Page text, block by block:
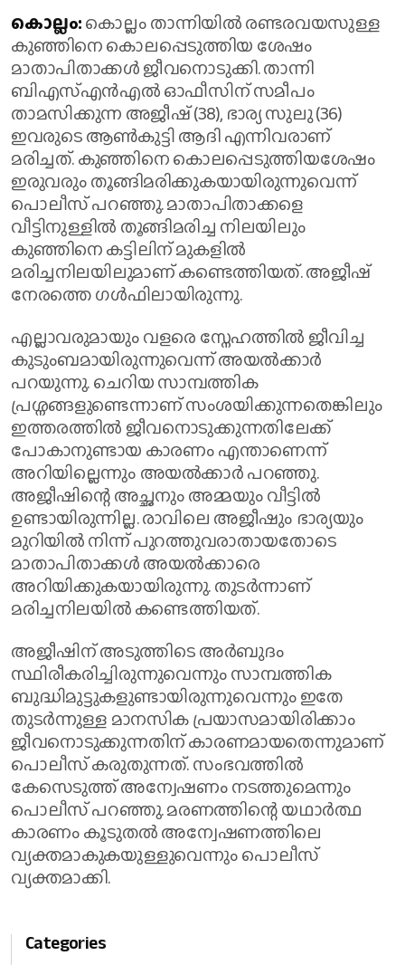
കൊല്ലം:കൊല്ലം താന്നിയിൽ രണ്ടരവയസുള്ള
കുഞ്ഞിനെ കൊലപ്പെടുത്തിയ ശേഷം
മാതാപിതാക്കൾ ജീവനൊടുക്കി. താന്നി
ബിഎസ്എൻഎൽ ഓഫീസിന് സമീപം
താമസിക്കുന്ന അജീഷ് (38), ഭാര്യ സുലു (36)
ഇവരുടെ ആൺകുട്ടി ആദി എന്നിവരാണ്
മരിച്ചത്. കുഞ്ഞിനെ കൊലപ്പെടുത്തിയശേഷം
ഇരുവരും തൂങ്ങിമരിക്കുകയായിരുന്നുവെന്ന്
പൊലീസ് പറഞ്ഞു. മാതാപിതാക്കളെ
വീട്ടിനുള്ളിൽ തൂങ്ങിമരിച്ച നിലയിലും
കുഞ്ഞിനെ കട്ടിലിന് മുകളിൽ
മരിച്ചനിലയിലുമാണ് കണ്ടെത്തിയത്. അജീഷ്
നേരത്തെ ഗൾഫിലായിരുന്നു.
എല്ലാവരുമായും വളരെ സ്നേഹത്തിൽ ജീവിച്ച
കുടുംബമായിരുന്നുവെന്ന് അയൽക്കാ‌ർ
പറയുന്നു. ചെറിയ സാമ്പത്തിക
പ്രശ്നങ്ങളുണ്ടെന്നാണ് സംശയിക്കുന്നതെങ്കിലും
ഇത്തരത്തിൽ ജീവനൊടുക്കുന്നതിലേക്ക്
പോകാനുണ്ടായ കാരണം എന്താണെന്ന്
അറിയില്ലെന്നും അയൽക്കാർ പറഞ്ഞു.
അജീഷിന്റെ അച്ഛനും അമ്മയും വീട്ടിൽ
ഉണ്ടായിരുന്നില്ല. രാവിലെ അജീഷും ഭാര്യയും
മുറിയിൽ നിന്ന് പുറത്തുവരാതായതോടെ
മാതാപിതാക്കൾ അയൽക്കാരെ
അറിയിക്കുകയായിരുന്നു. തുടർന്നാണ്
മരിച്ചനിലയിൽ കണ്ടെത്തിയത്.
അജീഷിന് അടുത്തിടെ അർബുദം
സ്ഥിരീകരിച്ചിരുന്നുവെന്നും സാമ്പത്തിക
ബുദ്ധിമുട്ടുകളുണ്ടായിരുന്നുവെന്നും ഇതേ
തുടർന്നുള്ള മാനസിക പ്രയാസമായിരിക്കാം
ജീവനൊടുക്കുന്നതിന് കാരണമായതെന്നുമാണ്
പൊലീസ് കരുതുന്നത്. സംഭവത്തിൽ
കേസെടുത്ത് അന്വേഷണം നടത്തുമെന്നും
പൊലീസ് പറഞ്ഞു. മരണത്തിന്റെ യഥാർത്ഥ
കാരണം കൂടുതൽ അന്വേഷണത്തിലെ
വ്യക്തമാകുകയുള്ളുവെന്നും പൊലീസ്
വ്യക്തമാക്കി.
Categories